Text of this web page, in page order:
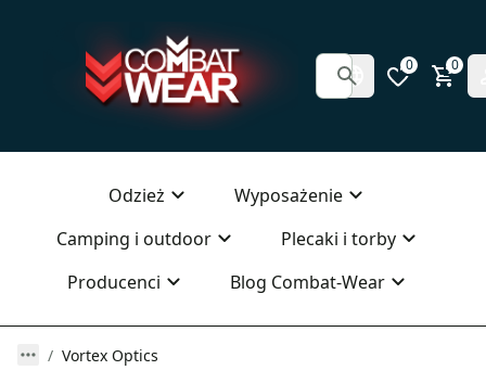
0 0
Odzież
Wyposażenie
Camping i outdoor
Plecaki i torby
Producenci
Blog Combat-Wear
Vortex Optics